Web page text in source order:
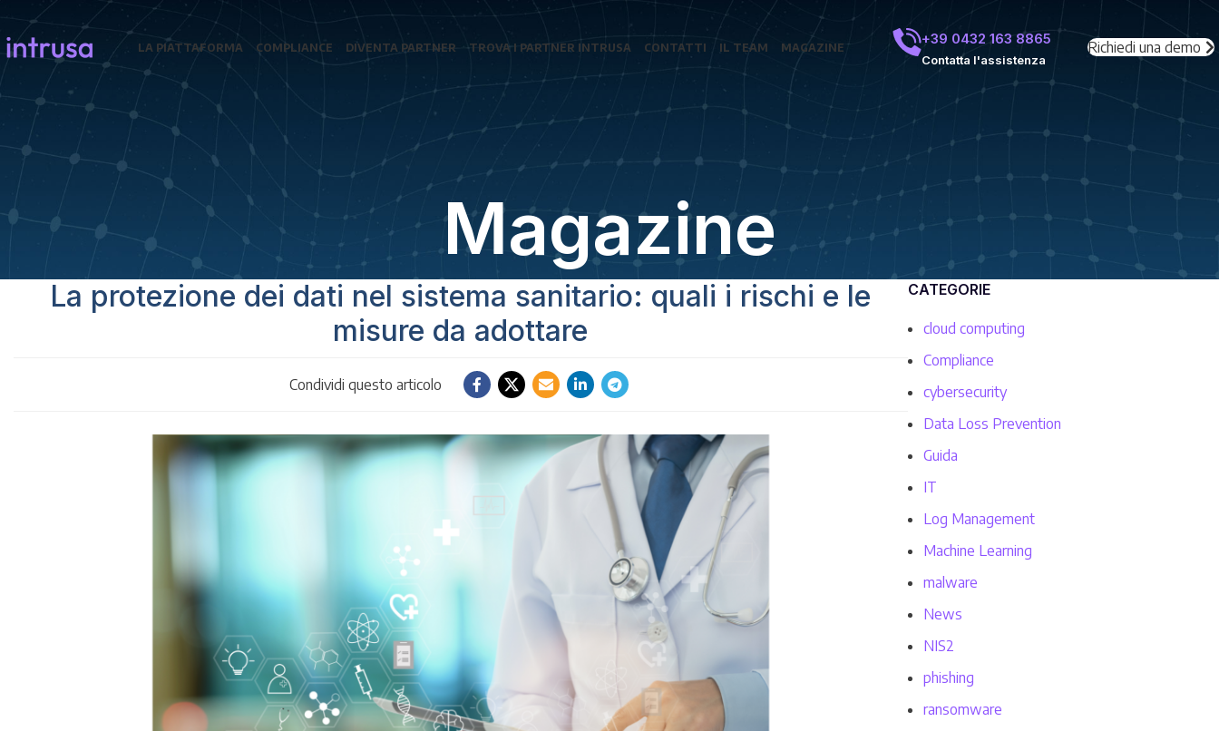
LA PIATTAFORMA COMPLIANCE DIVENTA PARTNER TROVA I PARTNER INTRUSA CONTATTI IL TEAM MAGAZINE
+39 0432 163 8865
Contatta l'assistenza
Richiedi una demo
Magazine
La protezione dei dati nel sistema sanitario: quali i rischi e le
misure da adottare
Condividi questo articolo
CATEGORIE
cloud computing
Compliance
cybersecurity
Data Loss Prevention
Guida
IT
Log Management
Machine Learning
malware
News
NIS2
phishing
ransomware